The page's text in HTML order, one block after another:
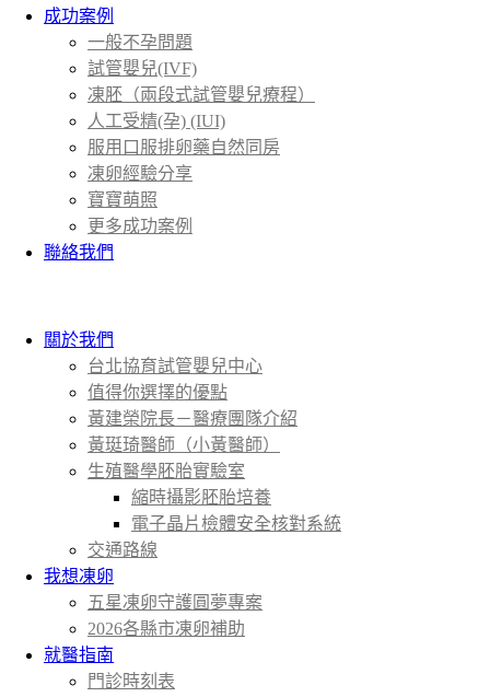
成功案例
一般不孕問題
試管嬰兒(IVF)
凍胚（兩段式試管嬰兒療程）
人工受精(孕) (IUI)
服用口服排卵藥自然同房
凍卵經驗分享
寶寶萌照
更多成功案例
聯絡我們
關於我們
台北協育試管嬰兒中心
值得你選擇的優點
黃建榮院長－醫療團隊介紹
黃珽琦醫師（小黃醫師）
生殖醫學胚胎實驗室
縮時攝影胚胎培養
電子晶片檢體安全核對系統
交通路線
我想凍卵
五星凍卵守護圓夢專案
2026各縣市凍卵補助
就醫指南
門診時刻表